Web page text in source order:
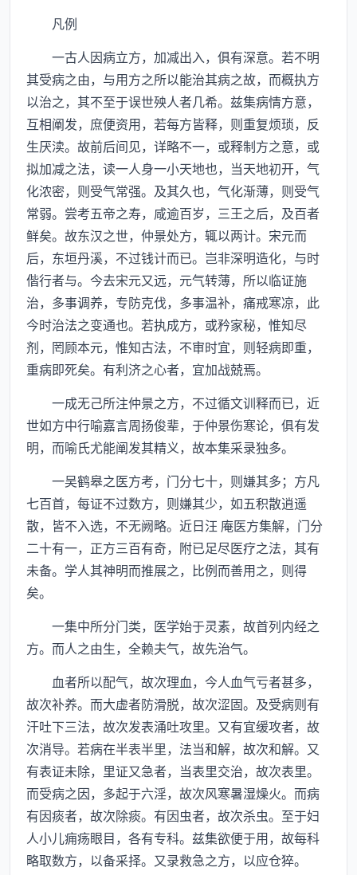
凡例
一古人因病立方，加减出入，俱有深意。若不明
其受病之由，与用方之所以能治其病之故，而概执方
以治之，其不至于误世殃人者几希。兹集病情方意，
互相阐发，庶便资用，若每方皆释，则重复烦琐，反
生厌渎。故前后间见，详略不一，或释制方之意，或
拟加减之法，读一人身一小天地也，当天地初开，气
化浓密，则受气常强。及其久也，气化渐薄，则受气
常弱。尝考五帝之寿，咸逾百岁，三王之后，及百者
鲜矣。故东汉之世，仲景处方，辄以两计。宋元而
后，东垣丹溪，不过钱计而已。岂非深明造化，与时
偕行者与。今去宋元又远，元气转薄，所以临证施
治，多事调养，专防克伐，多事温补，痛戒寒凉，此
今时治法之变通也。若执成方，或矜家秘，惟知尽
剂，罔顾本元，惟知古法，不审时宜，则轻病即重，
重病即死矣。有利济之心者，宜加战兢焉。
一成无己所注仲景之方，不过循文训释而已，近
世如方中行喻嘉言周扬俊辈，于仲景伤寒论，俱有发
明，而喻氏尤能阐发其精义，故本集采录独多。
一吴鹤皋之医方考，门分七十，则嫌其多；方凡
七百首，每证不过数方，则嫌其少，如五积散逍遥
散，皆不入选，不无阙略。近日汪 庵医方集解，门分
二十有一，正方三百有奇，附已足尽医疗之法，其有
未备。学人其神明而推展之，比例而善用之，则得
矣。
一集中所分门类，医学始于灵素，故首列内经之
方。而人之由生，全赖夫气，故先治气。
血者所以配气，故次理血，今人血气亏者甚多，
故次补养。而大虚者防滑脱，故次涩固。及受病则有
汗吐下三法，故次发表涌吐攻里。又有宜缓攻者，故
次消导。若病在半表半里，法当和解，故次和解。又
有表证未除，里证又急者，当表里交治，故次表里。
而受病之因，多起于六淫，故次风寒暑湿燥火。而病
有因痰者，故次除痰。有因虫者，故次杀虫。至于妇
人小儿痈疡眼目，各有专科。兹集欲便于用，故每科
略取数方，以备采择。又录救急之方，以应仓猝。